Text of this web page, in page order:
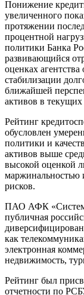
Понижение
увеличенного
протяжении
процентной
политики Банка
развивающийся
оценках
стабилизации
ближайшей
активов в
Рейтинг
обусловлен
политики и
активов выше
высокой оценкой
маржинальностью
рисков.
ПАО АФК
публичная
как
электронная
недвижимость,
Рейтинг был
отчетности по